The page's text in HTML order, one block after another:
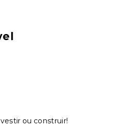
ou construir!